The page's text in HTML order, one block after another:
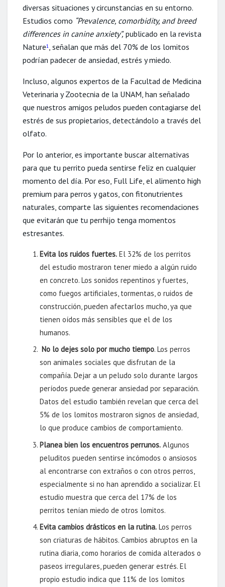
diversas situaciones y circunstancias en su entorno.
Estudios como “Prevalence, comorbidity, and breed
differences in canine anxiety”,publicado en la revista
Nature1 , señalan que más del 70% de los lomitos
podrían padecer de ansiedad, estrés y miedo.
Incluso, algunos expertos de la Facultad de Medicina
Veterinaria y Zootecnia de la UNAM, han señalado
que nuestros amigos peludos pueden contagiarse del
estrés de sus propietarios, detectándolo a través del
olfato.
Por lo anterior, es importante buscar alternativas
para que tu perrito pueda sentirse feliz en cualquier
momento del día. Por eso, Full Life, el alimento high
premium para perros y gatos, con fitonutrientes
naturales, comparte las siguientes recomendaciones
que evitarán que tu perrhijo tenga momentos
estresantes.
Evita los ruidos fuertes. El 32% de los perritos
del estudio mostraron tener miedo a algún ruido
en concreto. Los sonidos repentinos y fuertes,
como fuegos artificiales, tormentas, o ruidos de
construcción, pueden afectarlos mucho, ya que
tienen oídos más sensibles que el de los
humanos.
No lo dejes solo por mucho tiempo. Los perros
son animales sociales que disfrutan de la
compañía. Dejar a un peludo solo durante largos
períodos puede generar ansiedad por separación.
Datos del estudio también revelan que cerca del
5% de los lomitos mostraron signos de ansiedad,
lo que produce cambios de comportamiento.
Planea bien los encuentros perrunos. Algunos
peluditos pueden sentirse incómodos o ansiosos
al encontrarse con extraños o con otros perros,
especialmente si no han aprendido a socializar. El
estudio muestra que cerca del 17% de los
perritos tenían miedo de otros lomitos.
Evita cambios drásticos en la rutina. Los perros
son criaturas de hábitos. Cambios abruptos en la
rutina diaria, como horarios de comida alterados o
paseos irregulares, pueden generar estrés. El
propio estudio indica que 11% de los lomitos